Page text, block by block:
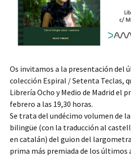
Os invitamos a la presentación del
colección Espiral / Setenta Teclas,
Librería Ocho y Medio de Madrid el
febrero a las 19,30 horas.
Se trata del undécimo volumen de
bilingüe (con la traducción al
en catalán) del guion del
prima más premiada de los últimos